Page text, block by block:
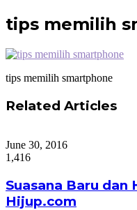
tips memilih
tips memilih smartphone
Related Articles
June 30, 2016
1,416
Suasana Baru dan
Hijup.com